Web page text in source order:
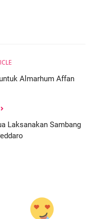
Almarhum Affan
Laksanakan Sambang